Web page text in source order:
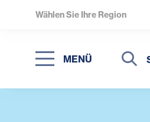
Wählen Sie Ihre Region
MENÜ
Suche
Suche